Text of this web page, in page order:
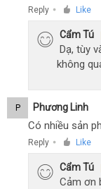
Reply ● Like
Cẩm Tú
Dạ, tùy
không
P Phương Linh
Có nhiều sản
Reply ● Like
Cẩm Tú
Cảm ơn